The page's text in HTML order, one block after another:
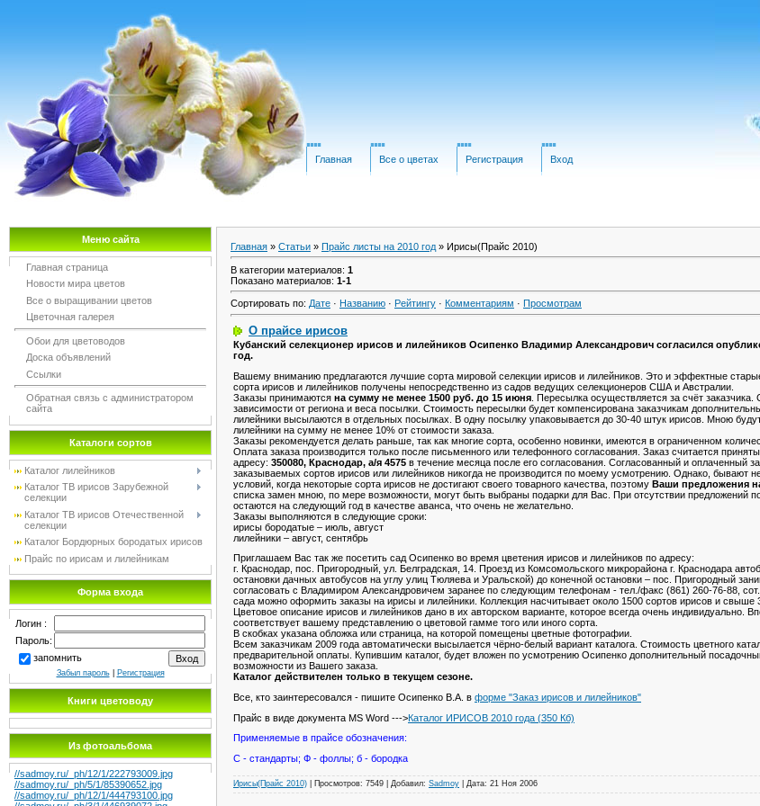
Главная Все о цветах Регистрация Вход
Меню сайта
Главная страница
Новости мира цветов
Все о выращивании цветов
Цветочная галерея
Обои для цветоводов
Доска объявлений
Ссылки
Обратная связь с администратором
сайта
Каталоги сортов
Каталог лилейников
Каталог TB ирисов Зарубежной
селекции
Каталог TB ирисов Отечественной
селекции
Каталог Бордюрных бородатых ирисов
Прайс по ирисам и лилейникам
Форма входа
Логин :
Пароль:
запомнить
Забыл пароль| Регистрация
Книги цветоводу
Из фотоальбома
//sadmoy.ru/_ph/12/1/222793009.jpg
//sadmoy.ru/_ph/5/1/85390652.jpg
//sadmoy.ru/_ph/12/1/444793100.jpg
Главная » Статьи » Прайс листы на 2010 год » Ирисы(Прайс 2010)
В категории материалов: 1
Показано материалов: 1-1
Сортировать по: Дате · Названию · Рейтингу · Комментариям · Просмотрам
О прайсе ирисов
Кубанский селекционер ирисов и лилейников Осипенко Владимир Александрович согласился
год.
Вашему вниманию предлагаются лучшие сорта мировой селекции ирисов и лилейников. Это и эффектные
сорта ирисов и лилейников получены непосредственно из садов ведущих селекционеров США и Австралии.
Заказы принимаются на сумму не менее 1500 руб. до 15 июня . Пересылка осуществляется за счёт
зависимости от региона и веса посылки. Стоимость пересылки будет компенсирована заказчикам
лилейники высылаются в отдельных посылках. В одну посылку упаковывается до 30-40 штук ирисов. Мною
лилейники на сумму не менее 10% от стоимости заказа.
Заказы рекомендуется делать раньше, так как многие сорта, особенно новинки, имеются в ограниченном
Оплата заказа производится только после письменного или телефонного согласования. Заказ считается
адресу: 350080, Краснодар, а/я 4575 в течение месяца после его согласования. Согласованный и оплаченный
заказываемых сортов ирисов или лилейников никогда не производится по моему усмотрению. Однако, бывают
условий, когда некоторые сорта ирисов не достигают своего товарного качества, поэтому Ваши предложения
списка замен мною, по мере возможности, могут быть выбраны подарки для Вас. При отсутствии предложений
остаются на следующий год в качестве аванса, что очень не желательно.
Заказы выполняются в следующие сроки:
ирисы бородатые – июль, август
лилейники – август, сентябрь
Приглашаем Вас так же посетить сад Осипенко во время цветения ирисов и лилейников по адресу:
г. Краснодар, пос. Пригородный, ул. Белградская, 14. Проезд из Комсомольского микрорайона г. Краснодара
остановки дачных автобусов на углу улиц Тюляева и Уральской) до конечной остановки – пос. Пригородный
согласовать с Владимиром Александровичем заранее по следующим телефонам - тел./факс (861) 260-76-88,
сада можно оформить заказы на ирисы и лилейники. Коллекция насчитывает около 1500 сортов ирисов и свыше
Цветовое описание ирисов и лилейников дано в их авторском варианте, которое всегда очень индивидуально.
соответствует вашему представлению о цветовой гамме того или иного сорта.
В скобках указана обложка или страница, на которой помещены цветные фотографии.
Всем заказчикам 2009 года автоматически высылается чёрно-белый вариант каталога. Стоимость цветного
предварительной оплаты. Купившим каталог, будет вложен по усмотрению Осипенко дополнительный
возможности из Вашего заказа.
Каталог действителен только в текущем сезоне.
Все, кто заинтересовался - пишите Осипенко В.А. в форме "Заказ ирисов и лилейников"
Прайс в виде документа MS Word --->Каталог ИРИСОВ 2010 года (350 Кб)
Применяемые в прайсе обозначения:
С - стандарты; Ф - фоллы; б - бородка
Ирисы(Прайс 2010) | Просмотров: 7549 | Добавил: Sadmoy | Дата: 21 Ноя 2006